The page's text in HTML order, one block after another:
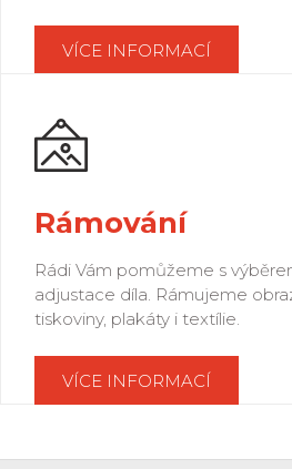
VÍCE INFORMACÍ
Rámování
Rádi Vám pomůžeme s
adjustace díla. Rámujeme
tiskoviny, plakáty i textílie.
VÍCE INFORMACÍ